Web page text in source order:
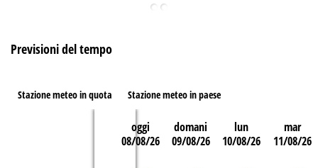
Previsioni del tempo
Stazione meteo in quota Stazione meteo in paese
oggi
08/08/26
domani
09/08/26
lun
10/08/26
mar
11/08/26